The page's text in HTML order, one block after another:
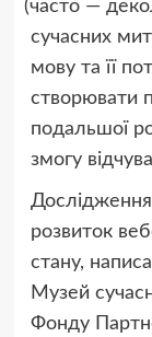
(часто —
сучасних
мову та її
створювати
подальшої
змогу
Дослідження
розвиток
стану,
Музей
Фонду